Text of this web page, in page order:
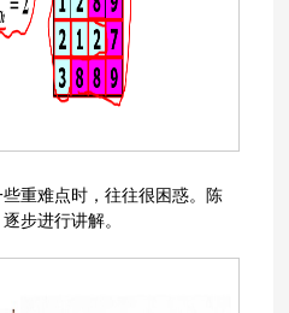
重难点时，往往很困惑。陈
步进行讲解。